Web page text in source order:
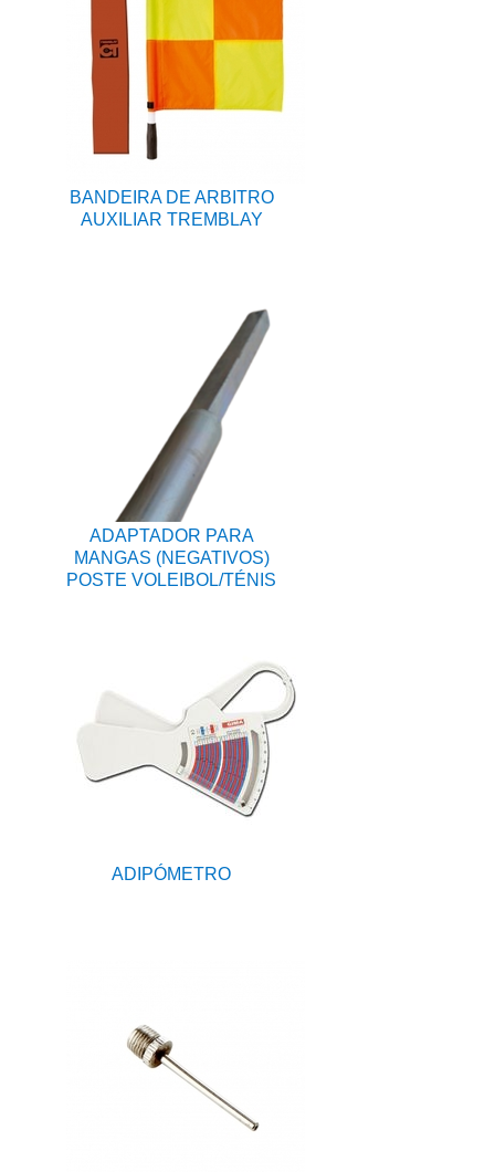
BANDEIRA DE ARBITRO
AUXILIAR TREMBLAY
ADAPTADOR PARA
MANGAS (NEGATIVOS)
POSTE VOLEIBOL/TÉNIS
ADIPÓMETRO